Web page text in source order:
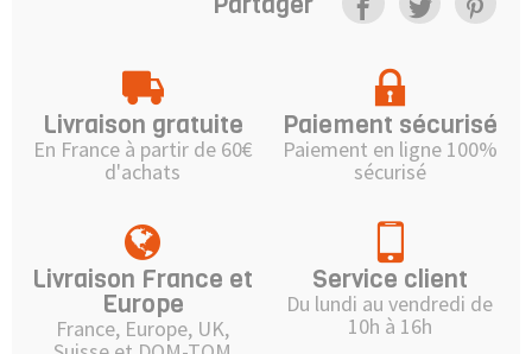
Livraison gratuite
En France à partir de 60€
d'achats
Paiement sécurisé
Paiement en ligne 100%
sécurisé
Livraison France et
Europe
France, Europe, UK,
Service client
Du lundi au vendredi de
10h à 16h